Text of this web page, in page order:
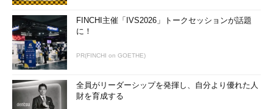
FINCHI主催「IVS2026」トークセッションが話題
に！
PR(FINCHI on GOETHE)
全員がリーダーシップを発揮し、自分より優れた人
財を育成する